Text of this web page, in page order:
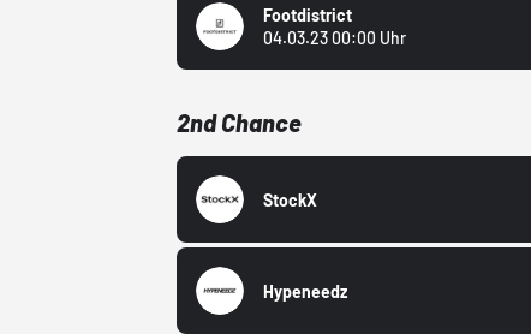
Footdistrict
04.03.23 00:00 Uhr
2nd Chance
StockX
Hypeneedz